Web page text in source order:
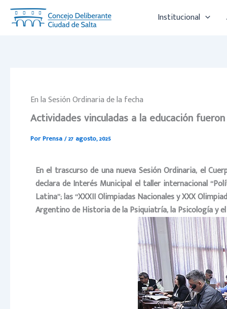
Institucional
En la Sesión Ordinaria de la fecha
Actividades vinculadas a la educación
PorPrensa/27 agosto, 2025
En el trascurso de una nueva Sesión Ordinaria, el
declara de Interés Municipal el taller internacional
Latina”; las “XXXII Olimpiadas Nacionales y XXX
Argentino de Historia de la Psiquiatría, la Psicología y